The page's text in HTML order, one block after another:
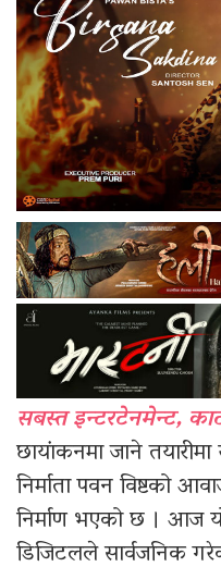
सबस्त इन्टरटेनमेन्ट,
छायांकनमा जाने
निर्माता पवन विष्टको
निर्माण भएको छ । आज
डिजिटलले सार्वजनिक